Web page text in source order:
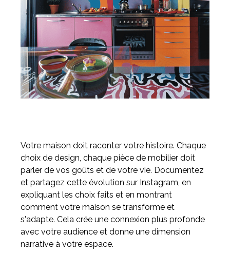
Votre maison doit raconter votre histoire. Chaque
choix de design, chaque pièce de mobilier doit
parler de vos goûts et de votre vie. Documentez
et partagez cette évolution sur Instagram, en
expliquant les choix faits et en montrant
comment votre maison se transforme et
s'adapte. Cela crée une connexion plus profonde
avec votre audience et donne une dimension
narrative à votre espace.